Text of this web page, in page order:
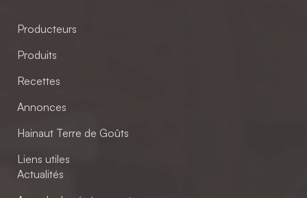
Producteurs
Produits
Recettes
Annonces
Hainaut Terre de Goûts
Liens utiles
Actualités